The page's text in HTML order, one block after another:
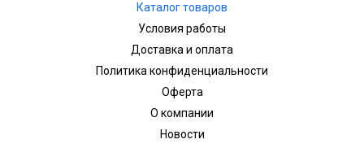
Каталог товаров
Условия работы
Доставка и оплата
Политика конфиденциальности
Оферта
О компании
Новости